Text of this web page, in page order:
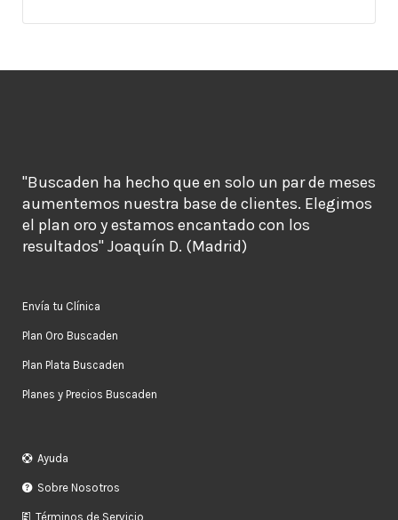
"Buscaden ha hecho que en solo un par de meses
aumentemos nuestra base de clientes. Elegimos
el plan oro y estamos encantado con los
resultados" Joaquín D. (Madrid)
Envía tu Clínica
Plan Oro Buscaden
Plan Plata Buscaden
Planes y Precios Buscaden
Ayuda
Sobre Nosotros
Términos de Servicio